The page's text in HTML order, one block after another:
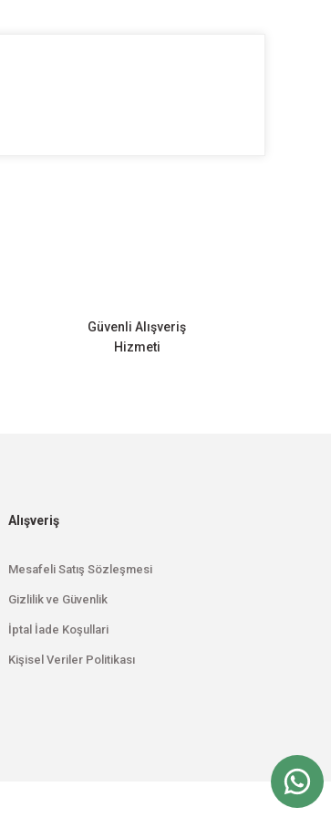
Güvenli Alışveriş
Hizmeti
Alışveriş
Mesafeli Satış Sözleşmesi
Gizlilik ve Güvenlik
İptal İade Koşullari
Kişisel Veriler Politikası